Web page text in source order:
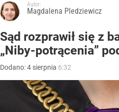
Autor:
Magdalena Pledziewicz
Sąd rozprawił się z
„Niby-potrącenia”
Dodano:4 sierpnia 6:32